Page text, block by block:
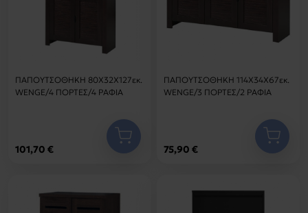
ΠΑΠΟΥΤΣΟΘΗΚΗ 80Χ32Χ127εκ.
WENGE/4 ΠΟΡΤΕΣ/4 ΡΑΦΙΑ
101,70 €
ΠΑΠΟΥΤΣΟΘΗΚΗ 114Χ34Χ67εκ.
WENGE/3 ΠΟΡΤΕΣ/2 ΡΑΦΙΑ
75,90 €